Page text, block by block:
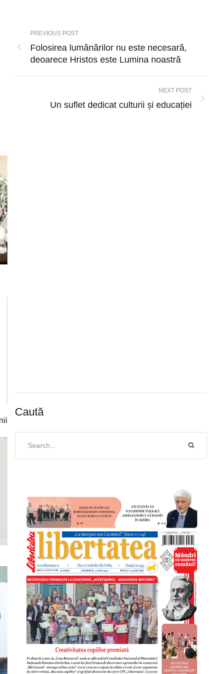
PREVIOUS POST
Folosirea lumânărilor nu este necesară,
deoarece Hristos este Lumina noastră
NEXT POST
Un suflet dedicat culturii și educației
Caută